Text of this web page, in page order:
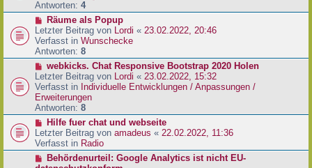
t
a
g
e
r
B
e
i
t
a
g
Antworten: 4
N
e
u
e
r
B
e
i
t
r
a
g
Räume als Popup
Letzter Beitrag von Lordi « 23.02.2022, 20:46
Verfasst in Wunschecke
Antworten: 8
N
e
u
e
r
B
e
i
t
webkicks. Chat Responsive Bootstrap 2020 Holen
Letzter Beitrag von Lordi « 23.02.2022, 15:32
Verfasst in Individuelle Entwicklungen / Anpassungen /
Erweiterungen
Antworten: 8
N
e
u
e
Hilfe fuer chat und webseite
Letzter Beitrag von amadeus « 22.02.2022, 11:36
Verfasst in Radio
NBehördenurteil: Google Analytics ist nicht EU-